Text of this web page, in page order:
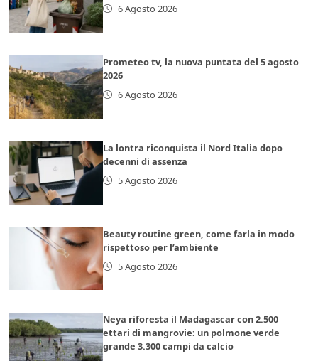
6 Agosto 2026
Prometeo tv, la nuova puntata del 5 agosto
2026
6 Agosto 2026
La lontra riconquista il Nord Italia dopo
decenni di assenza
5 Agosto 2026
Beauty routine green, come farla in modo
rispettoso per l’ambiente
5 Agosto 2026
Neya riforesta il Madagascar con 2.500
ettari di mangrovie: un polmone verde
grande 3.300 campi da calcio